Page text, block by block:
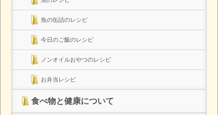
魚の缶詰のレシピ
今日のご飯のレシピ
ノンオイルおやつのレシピ
お弁当レシピ
食べ物と健康について